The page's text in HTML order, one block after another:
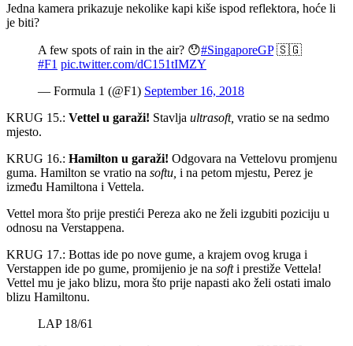
Jedna kamera prikazuje nekolike kapi kiše ispod reflektora, hoće li
je biti?
A few spots of rain in the air? 😯#SingaporeGP🇸🇬
#F1 pic.twitter.com/dC151tIMZY
— Formula 1 (@F1) September 16, 2018
KRUG 15.: Vettel u garaži! Stavlja ultrasoft, vratio se na sedmo
mjesto.
KRUG 16.: Hamilton u garaži! Odgovara na Vettelovu promjenu
guma. Hamilton se vratio na softu, i na petom mjestu, Perez je
između Hamiltona i Vettela.
Vettel mora što prije prestići Pereza ako ne želi izgubiti poziciju u
odnosu na Verstappena.
KRUG 17.: Bottas ide po nove gume, a krajem ovog kruga i
Verstappen ide po gume, promijenio je na softi prestiže Vettela!
Vettel mu je jako blizu, mora što prije napasti ako želi ostati imalo
blizu Hamiltonu.
LAP 18/61